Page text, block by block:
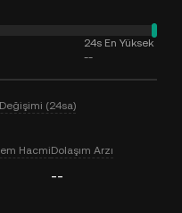
24s En Yüksek
--
(24sa)
HacmiDolaşım Arzı
--